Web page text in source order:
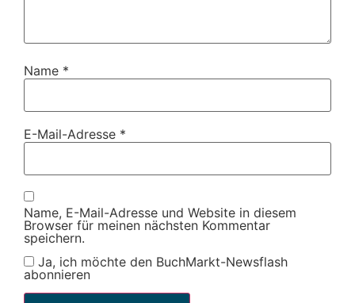
Name *
E-Mail-Adresse *
Name, E-Mail-Adresse und Website in diesem
Browser für meinen nächsten Kommentar
speichern.
Ja, ich möchte den BuchMarkt-Newsflash
abonnieren